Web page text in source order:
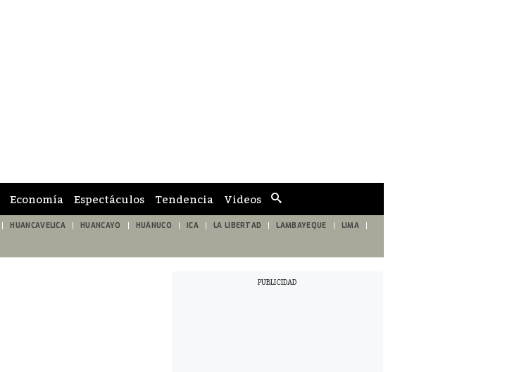
de
búsqueda
Economía Espectáculos Tendencia Videos
HUANCAVELICA HUANCAYO HUÁNUCO ICA LA LIBERTAD LAMBAYEQUE LIMA